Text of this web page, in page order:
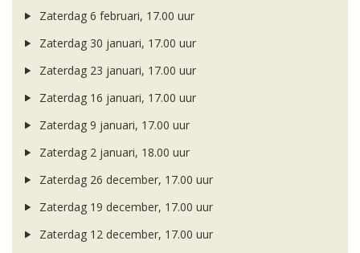
Zaterdag 6 februari, 17.00 uur
Zaterdag 30 januari, 17.00 uur
Zaterdag 23 januari, 17.00 uur
Zaterdag 16 januari, 17.00 uur
Zaterdag 9 januari, 17.00 uur
Zaterdag 2 januari, 18.00 uur
Zaterdag 26 december, 17.00 uur
Zaterdag 19 december, 17.00 uur
Zaterdag 12 december, 17.00 uur